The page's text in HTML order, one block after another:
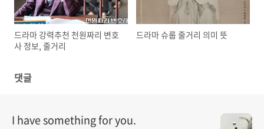
드라마 강력추천 천원짜리 변호
사 정보, 줄거리
드라마 슈룹 줄거리 의미 뜻
댓글
I have something for you.